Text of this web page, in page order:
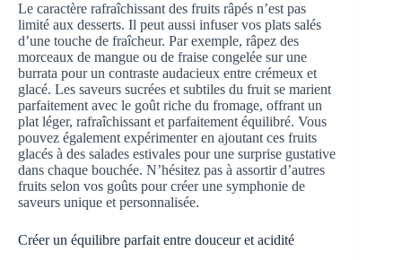
Le caractère rafraîchissant des fruits râpés n’est pas
limité aux desserts. Il peut aussi infuser vos plats salés
d’une touche de fraîcheur. Par exemple, râpez des
morceaux de mangue ou de fraise congelée sur une
burrata pour un contraste audacieux entre crémeux et
glacé. Les saveurs sucrées et subtiles du fruit se marient
parfaitement avec le goût riche du fromage, offrant un
plat léger, rafraîchissant et parfaitement équilibré. Vous
pouvez également expérimenter en ajoutant ces fruits
glacés à des salades estivales pour une surprise gustative
dans chaque bouchée. N’hésitez pas à assortir d’autres
fruits selon vos goûts pour créer une symphonie de
saveurs unique et personnalisée.
Créer un équilibre parfait entre douceur et acidité